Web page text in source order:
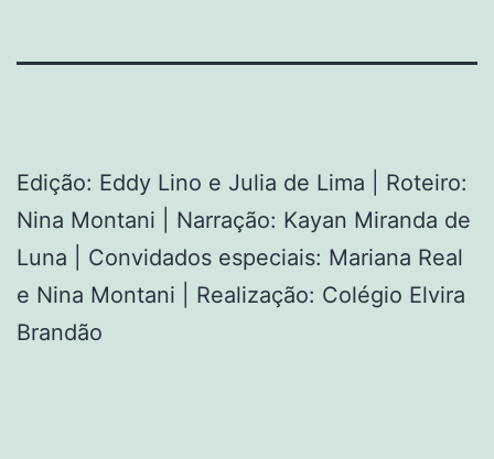
Edição: Eddy Lino e Julia de Lima | Roteiro:
Nina Montani | Narração: Kayan Miranda de
Luna | Convidados especiais: Mariana Real
e Nina Montani | Realização: Colégio Elvira
Brandão